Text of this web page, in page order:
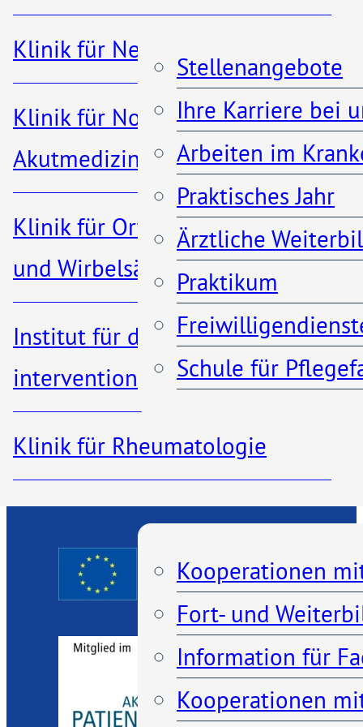
Klinik für Nephrologie
Klinik für Notfall- und
Akutmedizin
Klinik für Orthopädie, Unfall-
und Wirbelsäulenchirurgie
Institut für diagnostische und
interventionelle Radiologie
Klinik für Rheumatologie
Stellenangebote
Ihre Karriere bei
Arbeiten im
Praktisches Jahr
Ärztliche
Praktikum
Schule für
Kooperationen
Kooperationen
Fort- und
Information für
Kooperationen
Kontakt
News
Ansprechpartner
Pressespiegel